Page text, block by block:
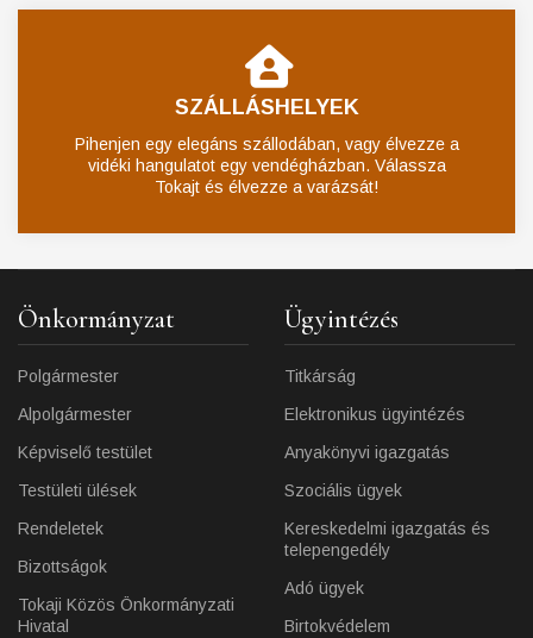
SZÁLLÁSHELYEK
Pihenjen egy elegáns szállodában, vagy élvezze a
vidéki hangulatot egy vendégházban. Válassza
Tokajt és élvezze a varázsát!
Önkormányzat
Polgármester
Alpolgármester
Képviselő testület
Testületi ülések
Rendeletek
Bizottságok
Tokaji Közös Önkormányzati
Hivatal
Ügyintézés
Titkárság
Elektronikus ügyintézés
Anyakönyvi igazgatás
Szociális ügyek
Kereskedelmi igazgatás és
telepengedély
Adó ügyek
Birtokvédelem